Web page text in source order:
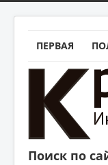
ПЕРВАЯ
Поиск по